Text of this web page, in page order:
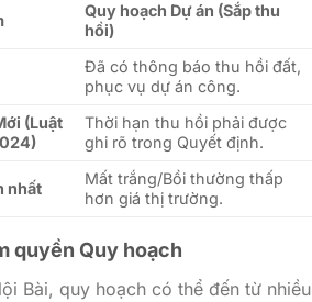
Quy hoạch Dự án (Sắp thu
hồi)
Đã có thông báo thu hồi đất,
phục vụ dự án công.
(Luật
Thời hạn thu hồi phải được
ghi rõ trong Quyết định.
nhất
Mất trắng/Bồi thường thấp
hơn giá thị trường.
quyền Quy hoạch
Bài, quy hoạch có thể đến từ